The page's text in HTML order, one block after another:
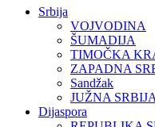
Srbija
VOJVODINA
ŠUMADIJA
TIMOČKA
ZAPADNA
Sandžak
JUŽNA SRBIJA
Dijaspora